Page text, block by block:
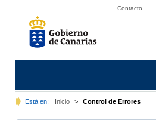
Contacto
Está en: Inicio > Control de Errores